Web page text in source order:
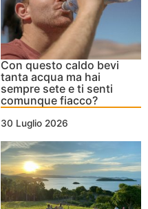
Con questo caldo bevi
tanta acqua ma hai
sempre sete e ti senti
comunque fiacco?
30 Luglio 2026